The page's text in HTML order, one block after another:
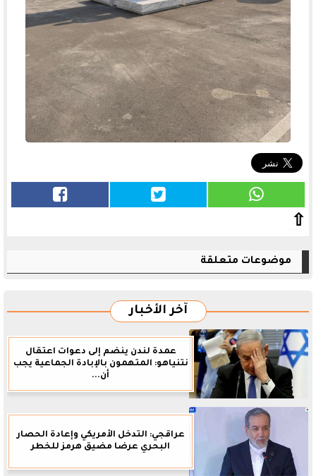
⇧
موضوعات متعلقة
آخر الأخبار
عمدة لندن ينضم إلى دعوات اعتقال
نتنياهو: المتهمون بالإبادة الجماعية يجب
أن...
عراقجي: التدخل الأمريكي وإعادة الحصار
البحري عرضا مضيق هرمز للخطر